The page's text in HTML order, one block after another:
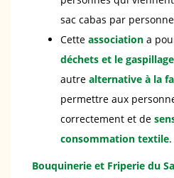
sac cabas par
Cette association a
déchets et le gaspillage
autre alternative à la
permettre aux
correctement et de
consommation textile.
Bouquinerie et Friperie du